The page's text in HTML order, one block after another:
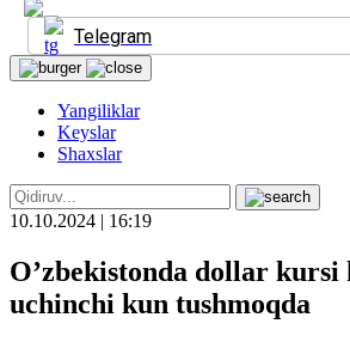
Telegram
Yangiliklar
Keyslar
Shaxslar
10.10.2024 | 16:19
O’zbekistonda dollar kursi
uchinchi kun tushmoqda